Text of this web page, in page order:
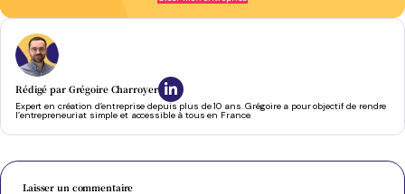
Rédigé par Grégoire Charroyer
Expert en création d’entreprise depuis plus de 10 ans. Grégoire a pour objectif de rendre
l’entrepreneuriat simple et accessible à tous en France.
Laisser un commentaire